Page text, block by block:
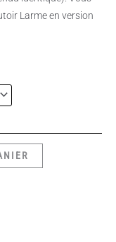
Larme en version